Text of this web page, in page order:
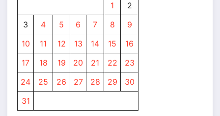
1
2
3
4 5 6 7 8
9
10
11 12 13 14 15
16
17
18 19 20 21 22
23
24
25 26 27 28 29
30
31